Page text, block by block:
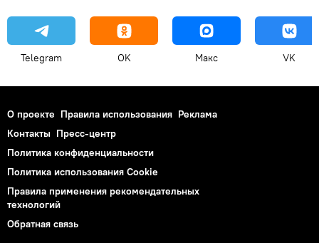
Telegram OK Макс VK
О проекте Правила использования Реклама
Контакты Пресс-центр
Политика конфиденциальности
Политика использования Cookie
Правила применения рекомендательных
технологий
Обратная связь